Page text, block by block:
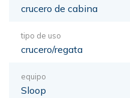
crucero de cabina
tipo de uso
crucero/regata
equipo
Sloop